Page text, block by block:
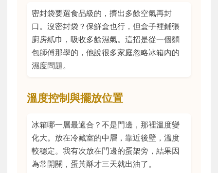
密封袋要選食品級的，擠出多餘空氣再封
口。沒密封袋？保鮮盒也行，但盒子裡鋪張
廚房紙巾，吸收多餘濕氣。這招是從一個麵
包師傅那學的，他說很多家庭忽略冰箱內的
濕度問題。
溫度控制與擺放位置
冰箱哪一層最適合？不是門邊，那裡溫度變
化大。放在冷藏室的中層，靠近後壁，溫度
較穩定。我有次放在門邊的蛋架旁，結果因
為常開關，蛋黃酥才三天就出油了。